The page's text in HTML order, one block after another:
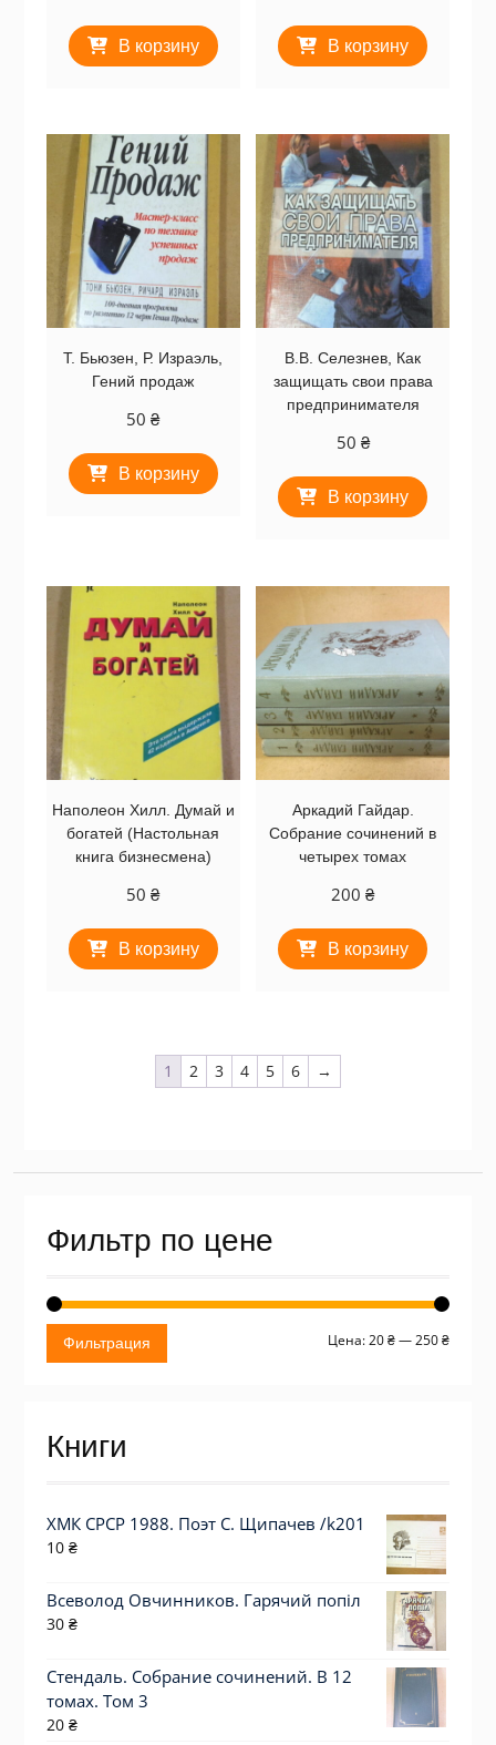
В корзину В корзину
Т. Бьюзен, Р. Израэль,
Гений продаж
50₴
В корзину
В.В. Селезнев, Как
защищать свои права
предпринимателя
50 ₴
В корзину
Наполеон Хилл. Думай и
богатей (Настольная
книга бизнесмена)
50₴
В корзину
Аркадий Гайдар.
Собрание сочинений в
четырех томах
200₴
В корзину
1 2 3 4 5 6 →
Фильтр по цене
Фильтрация Цена:20 ₴—250 ₴
Книги
ХМК СРСР 1988. Поэт С. Щипачев /k201
10 ₴
Всеволод Овчинников. Гарячий попіл
30 ₴
Стендаль. Собрание сочинений. В 12
томах. Том 3
20 ₴